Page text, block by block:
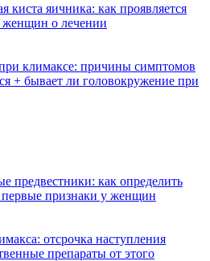
киста яичника: как проявляется
женщин о лечении
климаксе: причины симптомов
+ бывает ли головокружение при
предвестники: как определить
первые признаки у женщин
отсрочка наступления
препараты от этого